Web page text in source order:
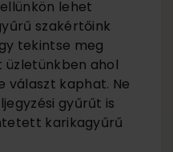
lehet
szakértőink
tekintse meg
ahol
választ kaphat. Ne
gyűrűt is
karikagyűrű